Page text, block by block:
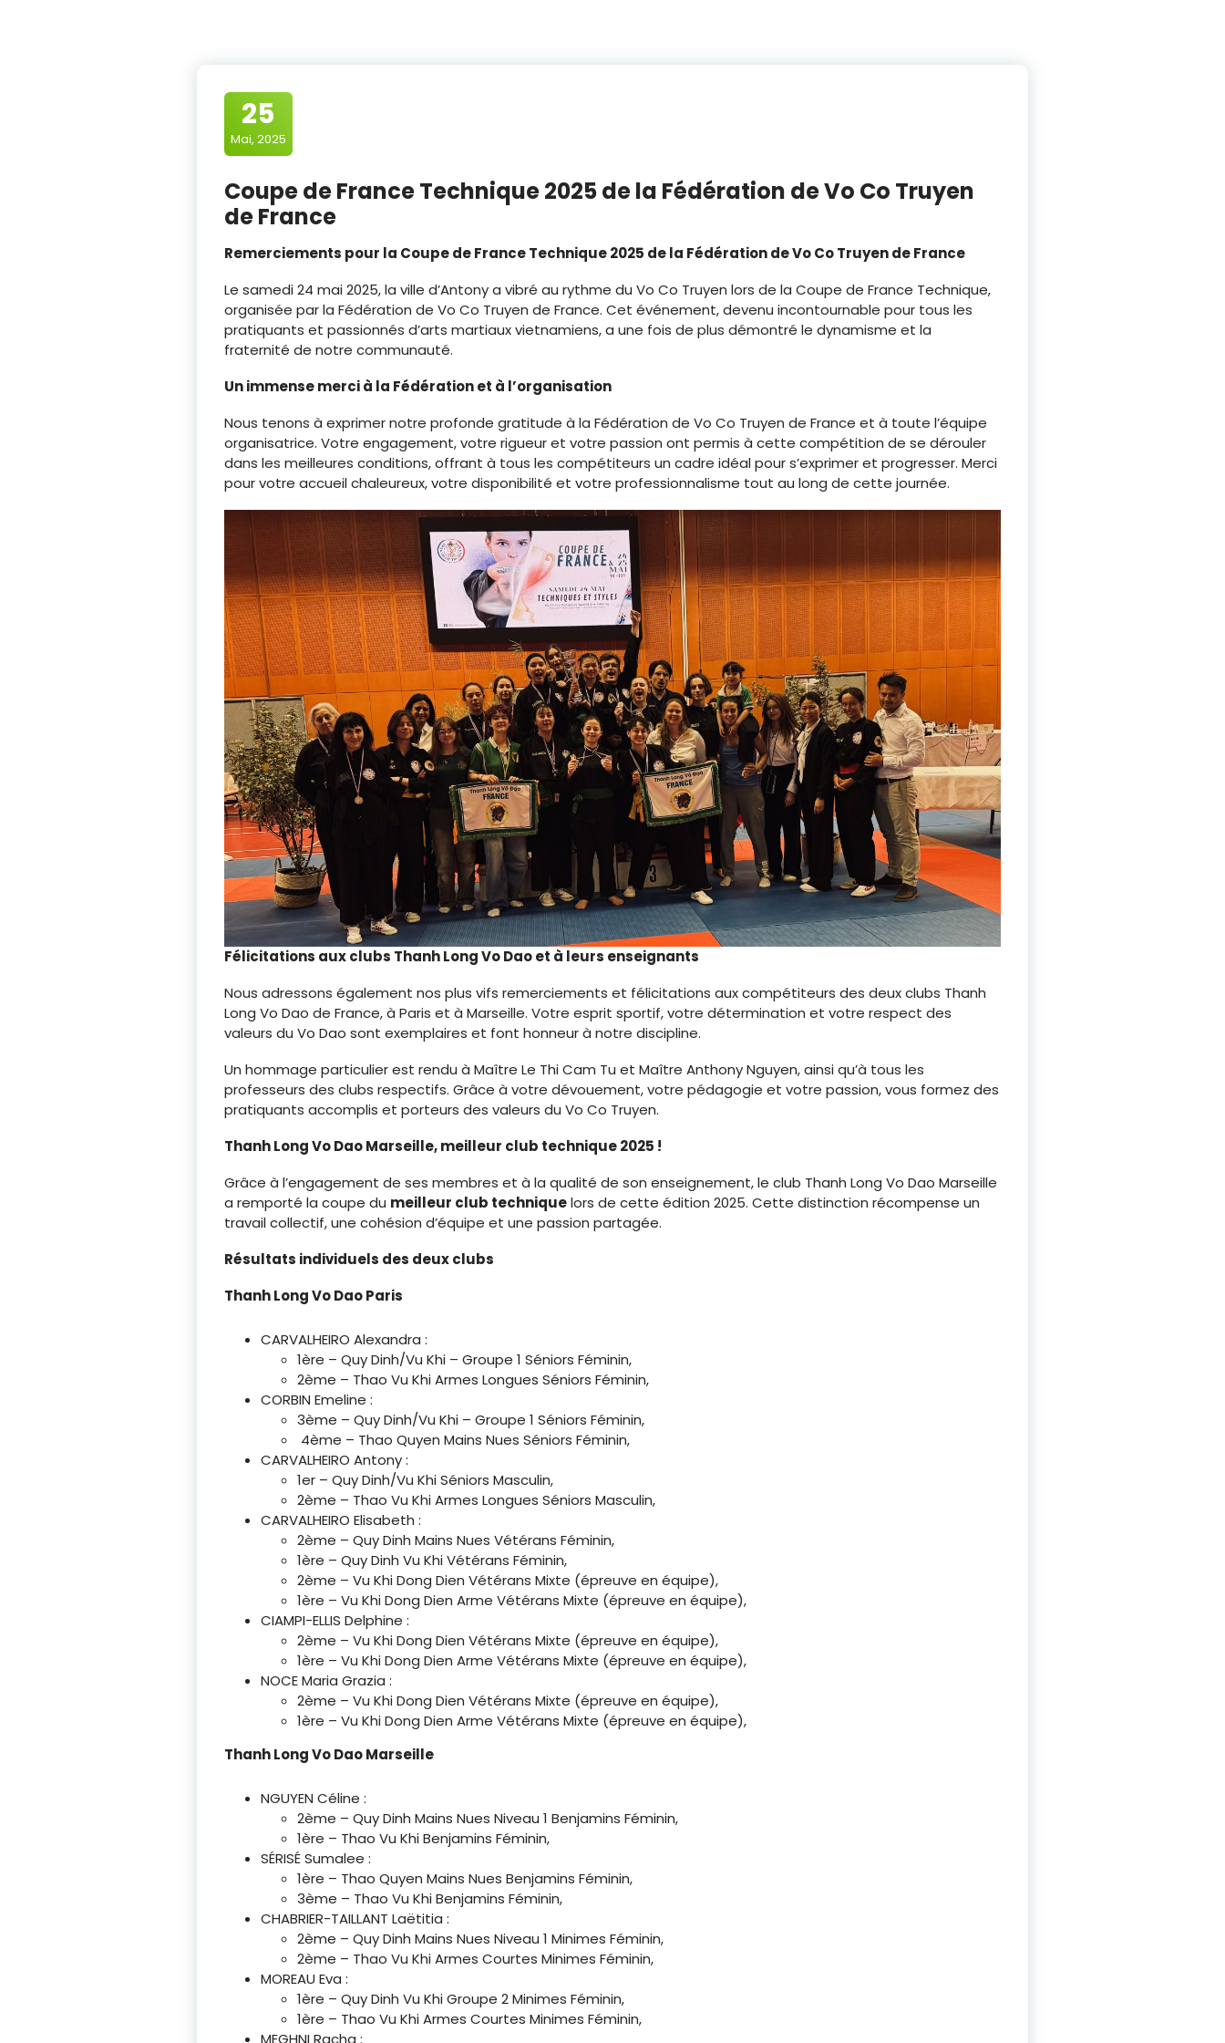
25
Mai, 2025
Coupe de France Technique 2025 de la Fédération de Vo Co Truyen
de France
Remerciements pour la Coupe de France Technique 2025 de la Fédération de Vo Co Truyen de France
Le samedi 24 mai 2025, la ville d’Antony a vibré au rythme du Vo Co Truyen lors de la Coupe de France Technique,
organisée par la Fédération de Vo Co Truyen de France. Cet événement, devenu incontournable pour tous les
pratiquants et passionnés d’arts martiaux vietnamiens, a une fois de plus démontré le dynamisme et la
fraternité de notre communauté.
Un immense merci à la Fédération et à l’organisation
Nous tenons à exprimer notre profonde gratitude à la Fédération de Vo Co Truyen de France et à toute l’équipe
organisatrice. Votre engagement, votre rigueur et votre passion ont permis à cette compétition de se dérouler
dans les meilleures conditions, offrant à tous les compétiteurs un cadre idéal pour s’exprimer et progresser. Merci
pour votre accueil chaleureux, votre disponibilité et votre professionnalisme tout au long de cette journée.
Félicitations aux clubs Thanh Long Vo Dao et à leurs enseignants
Nous adressons également nos plus vifs remerciements et félicitations aux compétiteurs des deux clubs Thanh
Long Vo Dao de France, à Paris et à Marseille. Votre esprit sportif, votre détermination et votre respect des
valeurs du Vo Dao sont exemplaires et font honneur à notre discipline.
Un hommage particulier est rendu à Maître Le Thi Cam Tu et Maître Anthony Nguyen, ainsi qu’à tous les
professeurs des clubs respectifs. Grâce à votre dévouement, votre pédagogie et votre passion, vous formez des
pratiquants accomplis et porteurs des valeurs du Vo Co Truyen.
Thanh Long Vo Dao Marseille, meilleur club technique 2025 !
Grâce à l’engagement de ses membres et à la qualité de son enseignement, le club Thanh Long Vo Dao Marseille
a remporté la coupe du meilleur club techniquelors de cette édition 2025. Cette distinction récompense un
travail collectif, une cohésion d’équipe et une passion partagée.
Résultats individuels des deux clubs
Thanh Long Vo Dao Paris
CARVALHEIRO Alexandra :
1ère – Quy Dinh/Vu Khi – Groupe 1 Séniors Féminin,
2ème – Thao Vu Khi Armes Longues Séniors Féminin,
CORBIN Emeline :
3ème – Quy Dinh/Vu Khi – Groupe 1 Séniors Féminin,
4ème – Thao Quyen Mains Nues Séniors Féminin,
CARVALHEIRO Antony :
1er – Quy Dinh/Vu Khi Séniors Masculin,
2ème – Thao Vu Khi Armes Longues Séniors Masculin,
CARVALHEIRO Elisabeth :
2ème – Quy Dinh Mains Nues Vétérans Féminin,
1ère – Quy Dinh Vu Khi Vétérans Féminin,
2ème – Vu Khi Dong Dien Vétérans Mixte (épreuve en équipe),
1ère – Vu Khi Dong Dien Arme Vétérans Mixte (épreuve en équipe),
CIAMPI-ELLIS Delphine :
2ème – Vu Khi Dong Dien Vétérans Mixte (épreuve en équipe),
1ère – Vu Khi Dong Dien Arme Vétérans Mixte (épreuve en équipe),
NOCE Maria Grazia :
2ème – Vu Khi Dong Dien Vétérans Mixte (épreuve en équipe),
1ère – Vu Khi Dong Dien Arme Vétérans Mixte (épreuve en équipe),
Thanh Long Vo Dao Marseille
NGUYEN Céline :
2ème – Quy Dinh Mains Nues Niveau 1 Benjamins Féminin,
1ère – Thao Vu Khi Benjamins Féminin,
SÉRISÉ Sumalee :
1ère – Thao Quyen Mains Nues Benjamins Féminin,
3ème – Thao Vu Khi Benjamins Féminin,
CHABRIER-TAILLANT Laëtitia :
2ème – Quy Dinh Mains Nues Niveau 1 Minimes Féminin,
2ème – Thao Vu Khi Armes Courtes Minimes Féminin,
MOREAU Eva :
1ère – Quy Dinh Vu Khi Groupe 2 Minimes Féminin,
1ère – Thao Vu Khi Armes Courtes Minimes Féminin,
MEGHNI Racha :